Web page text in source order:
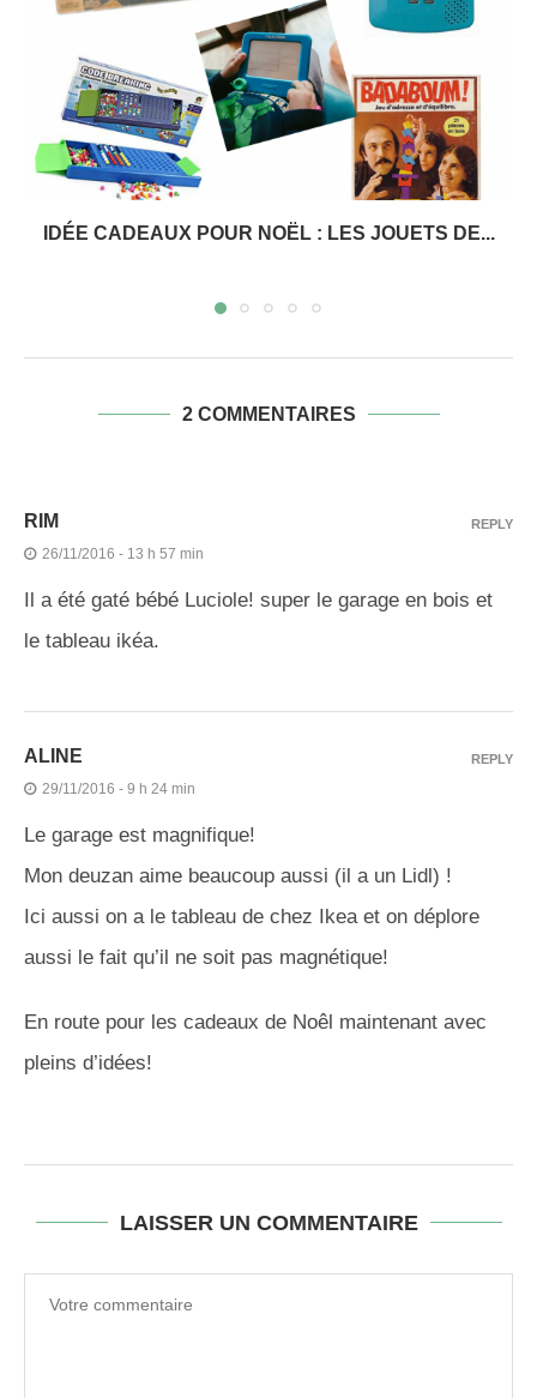
IDÉE CADEAUX POUR NOËL : LES JOUETS DE...
2 COMMENTAIRES
RIM
26/11/2016 - 13 h 57 min
Il a été gaté bébé Luciole! super le garage en bois et
le tableau ikéa.
REPLY
ALINE
29/11/2016 - 9 h 24 min
Le garage est magnifique!
Mon deuzan aime beaucoup aussi (il a un Lidl) !
Ici aussi on a le tableau de chez Ikea et on déplore
aussi le fait qu’il ne soit pas magnétique!
En route pour les cadeaux de Noêl maintenant avec
pleins d’idées!
REPLY
LAISSER UN COMMENTAIRE